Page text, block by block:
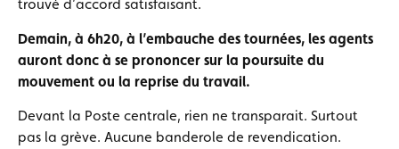
trouvé d’accord satisfaisant.
Demain, à 6h20, à l’embauche des tournées, les agents
auront donc à se prononcer sur la poursuite du
mouvement ou la reprise du travail.
Devant la Poste centrale, rien ne transparait. Surtout
pas la grève. Aucune banderole de revendication.